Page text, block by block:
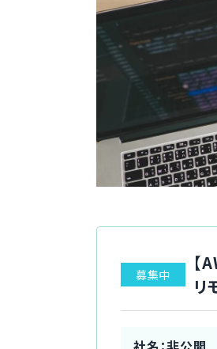
募集中
【
リ